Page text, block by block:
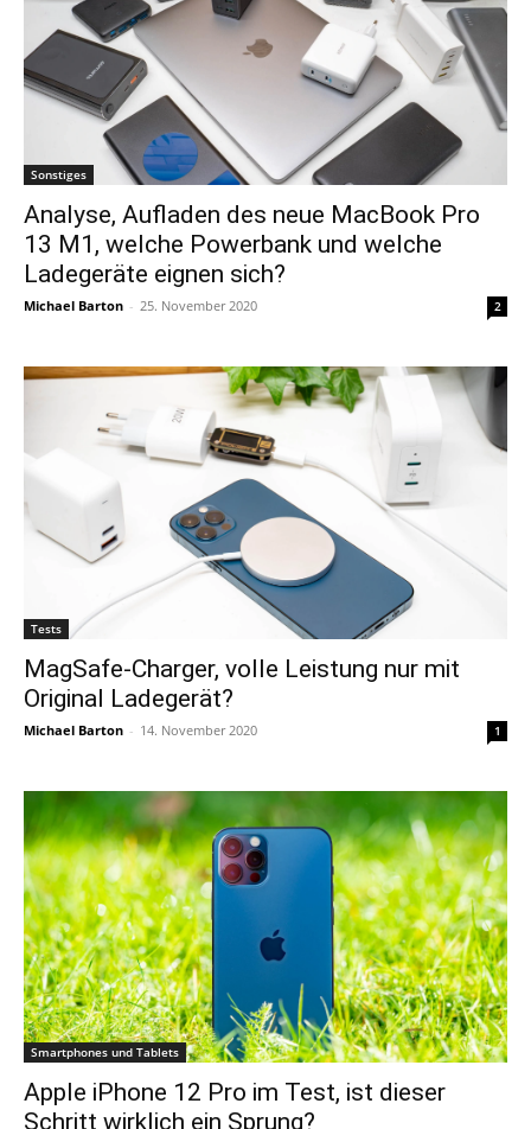
Sonstiges
Analyse, Aufladen des neue MacBook Pro
13 M1, welche Powerbank und welche
Ladegeräte eignen sich?
Michael Barton - 25. November 2020 2
Tests
MagSafe-Charger, volle Leistung nur mit
Original Ladegerät?
Michael Barton - 14. November 2020 1
Smartphones und Tablets
Apple iPhone 12 Pro im Test, ist dieser
Schritt wirklich ein Sprung?